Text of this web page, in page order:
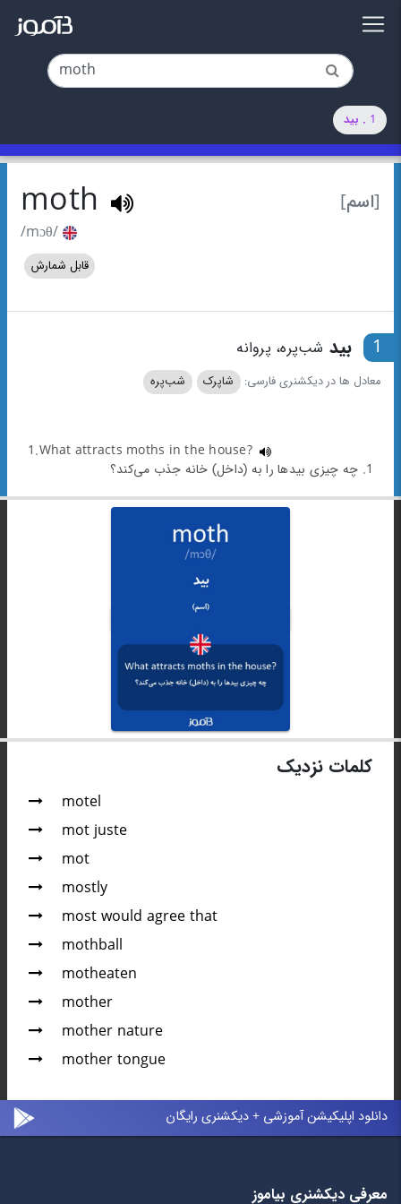
1 . بید
[اسم] moth
/mɔθ/
قابل شمارش
1 بید شب‌پره، پروانه
معادل ها در دیکشنری فارسی: شاپرک شب‌پره
1.What attracts moths in the house?
1. چه چیزی بیدها را به (داخل) خانه جذب می‌کند؟
کلمات نزدیک
motel
mot juste
mot
mostly
most would agree that
mothball
motheaten
mother
mother nature
mother tongue
دانلود اپلیکیشن آموزشی + دیکشنری رایگان
معرفی دیکشنری بیاموز